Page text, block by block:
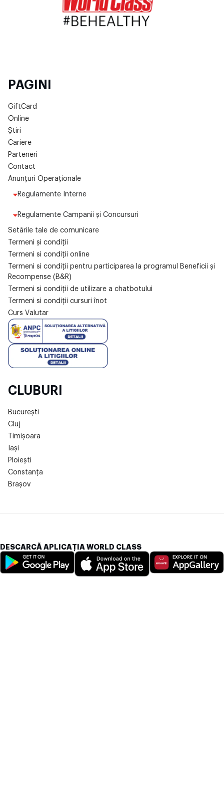
PAGINI
GiftCard
Online
Știri
Cariere
Parteneri
Contact
Anunțuri Operaționale
Regulamente Interne
Regulamente Campanii și Concursuri
Setările tale de comunicare
Termeni și condiții
Termeni si condiții online
Termeni si condiții pentru participarea la programul Beneficii și
Recompense (B&R)
Termeni si condiții de utilizare a chatbotului
Termeni si condiții cursuri înot
Curs Valutar
CLUBURI
București
Cluj
Timișoara
Iași
Ploiești
Constanța
Brașov
DESCARCĂ APLICAȚIA WORLD CLASS